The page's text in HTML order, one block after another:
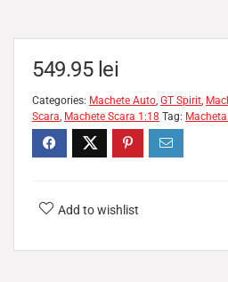
549.95 lei
Categories: Machete Auto, GT Spirit,
Scara, Machete Scara 1:18 Tag:
Add to wishlist